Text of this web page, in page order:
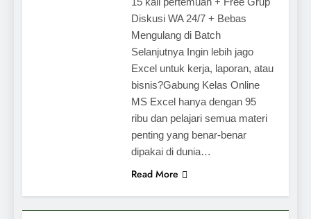
Diskusi WA 24/7 + Bebas
Mengulang di Batch
Selanjutnya Ingin lebih jago
Excel untuk kerja, laporan, atau
bisnis?Gabung Kelas Online
MS Excel hanya dengan 95
ribu dan pelajari semua materi
penting yang benar-benar
dipakai di dunia…
Read More